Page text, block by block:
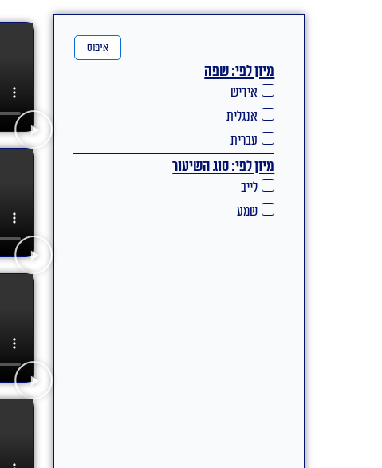
איפוס
מיון לפי: שפה
אידיש
אנגלית
עברית
מיון לפי: סוג השיעור
לייב
שמע